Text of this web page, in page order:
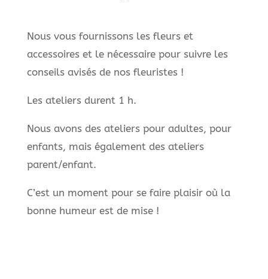
Nous vous fournissons les fleurs et
accessoires et le nécessaire pour suivre les
conseils avisés de nos fleuristes !
Les ateliers durent 1 h.
Nous avons des ateliers pour adultes, pour
enfants, mais également des ateliers
parent/enfant.
C’est un moment pour se faire plaisir où la
bonne humeur est de mise !